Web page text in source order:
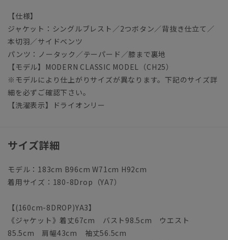
【仕様】
ジャケット：シングルブレスト／2つボタン／背抜き仕立て／
本切羽／サイドベンツ
パンツ：ノータック／テーパード／膝まで裏地
【モデル】MODERN CLASSIC MODEL（CH25）
※モデルにより仕上がりサイズが異なります。下記のサイズ詳
細を必ずご確認下さい。
【洗濯表示】ドライオンリー
サイズ詳細
モデル：183cm B96cm W71cm H92cm
着用サイズ：180-8Drop（YA7）
【(160cm-8DROP)YA3】
《ジャケット》着丈67cm バスト98.5cm ウエスト
85.5cm 肩幅43cm 袖丈56.5cm